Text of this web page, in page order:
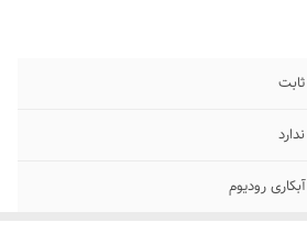
ثابت
ندارد
آبکاری رودیوم